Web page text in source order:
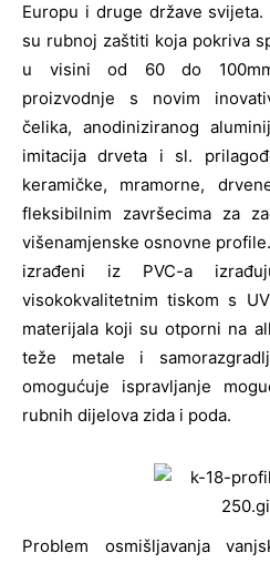
Europu i druge države
su rubnoj zaštiti koja pokriva
u visini od 60 do
proizvodnje s novim
čelika, anodiniziranog
imitacija drveta i sl.
keramičke, mramorne,
fleksibilnim završecima za
višenamjenske osnovne
izrađeni iz PVC-a
visokokvalitetnim tiskom s
materijala koji su otporni na
teže metale i
omogućuje ispravljanje
rubnih dijelova zida i poda.
Problem osmišljavanja